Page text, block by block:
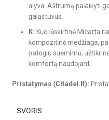
alyva. Aštrumą palaikyti
galąstuvus.
K: Kuo išskirtinė Micarta
kompozitinė medžiaga,
patogiu suėmimu,
komfortą naudojant.
Pristatymas (Citadel.lt):
SVORIS